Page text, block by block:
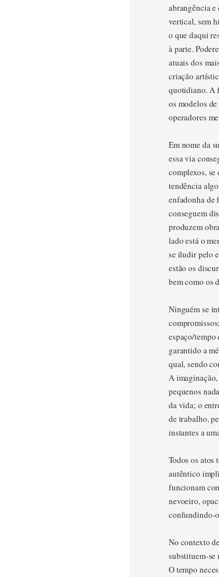
abrangência
vertical, sem
o que daqui
à parte.
atuais dos
criação
quotidiano. A
os modelos
operadores
Em nome da
essa via
complexos,
tendência
enfadonha de
conseguem
produzem
lado está o
se iludir pelo
estão os
bem como os
Ninguém se
espaço/
garantido a
qual, sendo
A
pequenos
da vida; o
de trabalho,
instantes a
Todos os atos
autêntico
funcionam
nevoeiro,
confundindo-
No contexto
substituem-se
O tempo